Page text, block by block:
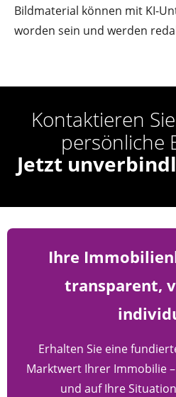
Bildmaterial können mit KI-
worden sein und werden
Kontaktieren
persönliche
Jetzt
Ihre
transparent,
Erhalten Sie eine
Marktwert Ihrer Immobilie
und auf Ihre